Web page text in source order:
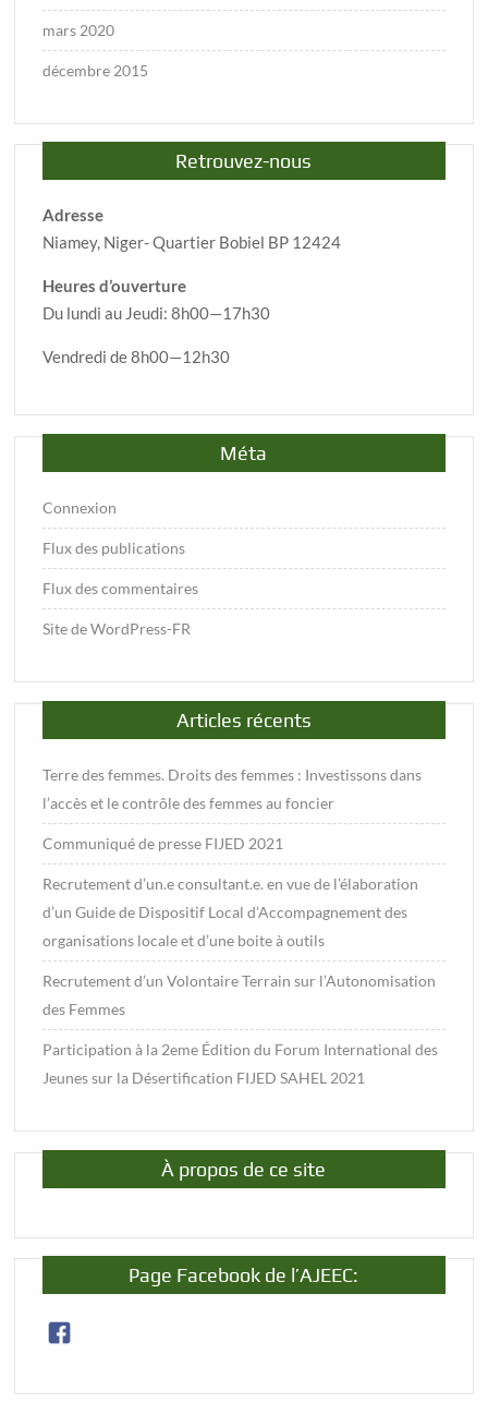
mars 2020
décembre 2015
Retrouvez-nous
Adresse
Niamey, Niger- Quartier Bobiel BP 12424
Heures d’ouverture
Du lundi au Jeudi: 8h00—17h30
Vendredi de 8h00—12h30
Méta
Connexion
Flux des publications
Flux des commentaires
Site de WordPress-FR
Articles récents
Terre des femmes. Droits des femmes : Investissons dans
l’accès et le contrôle des femmes au foncier
Communiqué de presse FIJED 2021
Recrutement d’un.e consultant.e. en vue de l’élaboration
d’un Guide de Dispositif Local d’Accompagnement des
organisations locale et d’une boite à outils
Recrutement d’un Volontaire Terrain sur l’Autonomisation
des Femmes
Participation à la 2eme Édition du Forum International des
Jeunes sur la Désertification FIJED SAHEL 2021
À propos de ce site
Page Facebook de l’AJEEC: